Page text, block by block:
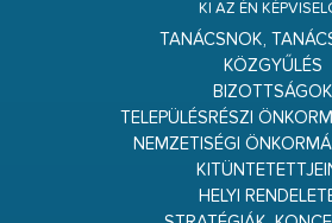
KI AZ ÉN
TANÁCSNOK,
KÖZGYŰLÉS
BIZOTTSÁGOK
TELEPÜLÉSRÉSZI
NEMZETISÉGI
HELYI